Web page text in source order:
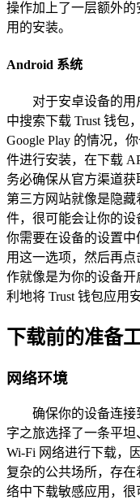
操作加上了一层额外
用的安装。
Android 系统
对于安卓设备的用
中搜索下载 Trust 钱包
Google Play 的情况，
件进行安装，在下载
务必确保从官方渠道
第三方网站就像是隐
件，很可能会让你的设
你需要在设备的设置
用这一选项，然后再
作就像是为你的设备
利地将 Trust 钱包应用
下载前的准备
网络环境
确保你的设备连
字之旅选择了一条平
Wi-Fi 网络进行下载，
复杂的公共场所，存
络中下载敏感应用，